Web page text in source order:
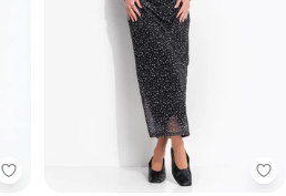
Quintess - Vestido (Bordô) em